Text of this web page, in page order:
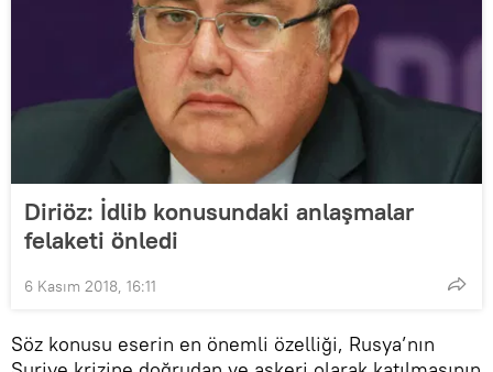
Diriöz: İdlib konusundaki anlaşmalar
felaketi önledi
6 Kasım 2018, 16:11
Söz konusu eserin en önemli özelliği, Rusya’nın